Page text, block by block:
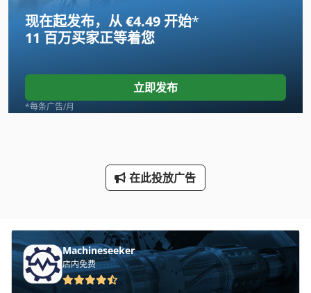
Linde
Newton 20
Pruner King
Schaublin 135
手动 绞车
手枪
现在起发布，从 €4.49 开始*
11 百万买家正等着您
立即发布
*每条广告/月
在此投放广告
Machineseeker
店内免费